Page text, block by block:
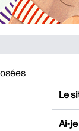
Le
Ai-